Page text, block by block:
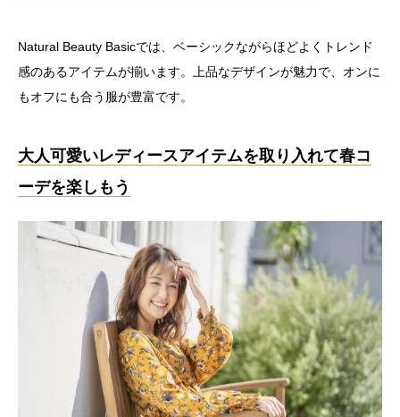
Natural Beauty Basicでは、ベーシックながらほどよくトレンド
感のあるアイテムが揃います。上品なデザインが魅力で、オンに
もオフにも合う服が豊富です。
大人可愛いレディースアイテムを取り入れて春コ
ーデを楽しもう